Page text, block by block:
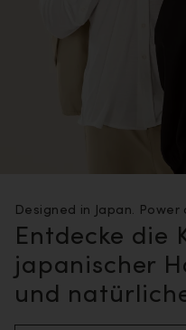
Designed in Japan. Power
Entdecke die
japanischer
und